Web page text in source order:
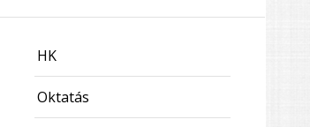
HK
Oktatás